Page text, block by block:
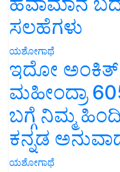
ಸಲಹೆಗಳು
ಯಶೋಗಾಥೆ
ಇದೋ ಅಂಕಿತ್
ಮಹೀಂದ್ರಾ
ಬಗ್ಗೆ ನಿಮ್ಮ
ಕನ್ನಡ
ಯಶೋಗಾಥೆ